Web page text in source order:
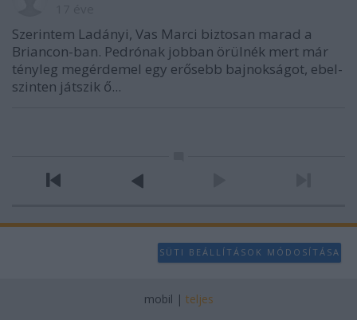
Szerintem Ladányi, Vas Marci biztosan marad a
Briancon-ban. Pedrónak jobban örülnék mert már
tényleg megérdemel egy erősebb bajnokságot, ebel-
szinten játszik ő...
SÜTI BEÁLLÍTÁSOK MÓDOSÍTÁSA
mobil | teljes